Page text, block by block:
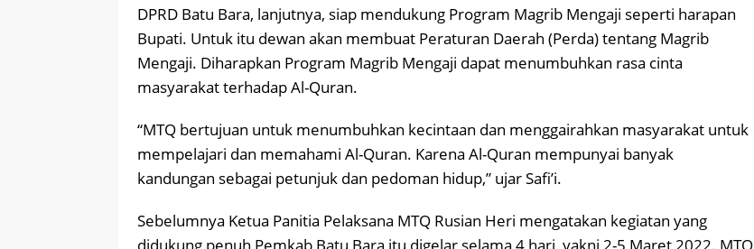
DPRD Batu Bara, lanjutnya, siap mendukung Program Magrib Mengaji seperti harapan
Bupati. Untuk itu dewan akan membuat Peraturan Daerah (Perda) tentang Magrib
Mengaji. Diharapkan Program Magrib Mengaji dapat menumbuhkan rasa cinta
masyarakat terhadap Al-Quran.
“MTQ bertujuan untuk menumbuhkan kecintaan dan menggairahkan masyarakat untuk
mempelajari dan memahami Al-Quran. Karena Al-Quran mempunyai banyak
kandungan sebagai petunjuk dan pedoman hidup,” ujar Safi’i.
Sebelumnya Ketua Panitia Pelaksana MTQ Rusian Heri mengatakan kegiatan yang
didukung penuh Pemkab Batu Bara itu digelar selama 4 hari, yakni 2-5 Maret 2022. MTQ